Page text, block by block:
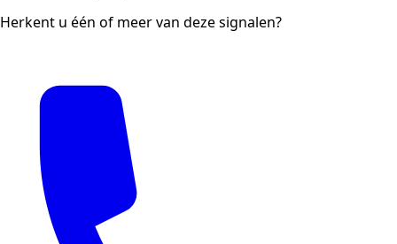
Herkent u één of meer van deze signalen?